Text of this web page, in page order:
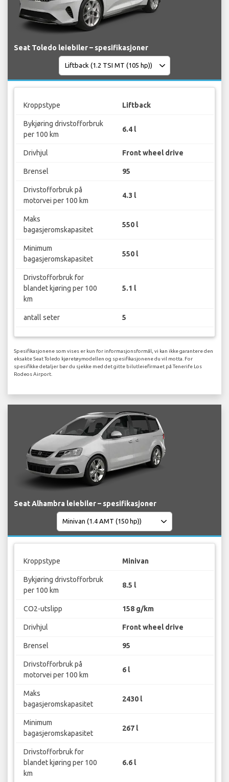
Seat Toledo leiebiler – spesifikasjoner
Kroppstype Liftback
Bykjøring drivstofforbruk
per 100 km
6.4 l
Drivhjul Front wheel drive
Brensel 95
Drivstofforbruk på
motorvei per 100 km
4.3 l
Maks
bagasjeromskapasitet
550 l
Minimum
bagasjeromskapasitet
550 l
Drivstofforbruk for
blandet kjøring per 100
km
5.1 l
antall seter 5
Spesifikasjonene som vises er kun for informasjonsformål, vi kan ikke garantere den
eksakte Seat Toledo kjøretøymodellen og spesifikasjonene du vil motta. For
spesifikke detaljer bør du sjekke med det gitte bilutleiefirmaet på Tenerife Los
Rodeos Airport.
Seat Alhambra leiebiler – spesifikasjoner
Kroppstype Minivan
Bykjøring drivstofforbruk
per 100 km
8.5 l
CO2-utslipp 158 g/km
Drivhjul Front wheel drive
Brensel 95
Drivstofforbruk på
motorvei per 100 km
6 l
Maks
bagasjeromskapasitet
2430 l
Minimum
bagasjeromskapasitet
267 l
Drivstofforbruk for
blandet kjøring per 100
km
6.6 l